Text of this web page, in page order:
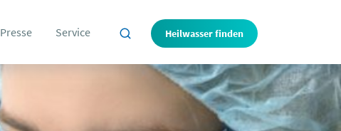
Presse Service Heilwasser finden